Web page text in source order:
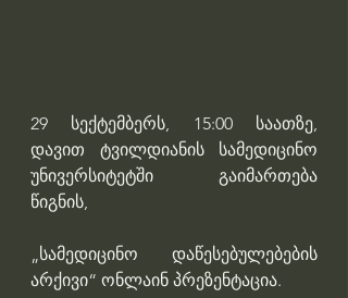
29 სექტემბერს, 15:00 საათზე,
დავით ტვილდიანის სამედიცინო
უნივერსიტეტში გაიმართება
წიგნის,
„სამედიცინო დაწესებულებების
არქივი“ ონლაინ პრეზენტაცია.